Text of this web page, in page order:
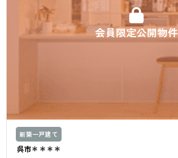
会員限定公開物件
新築一戸建て
呉市＊＊＊＊